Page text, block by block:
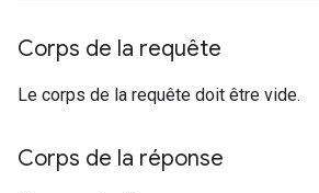
Corps de la requête
Le corps de la requête doit être vide.
Corps de la réponse